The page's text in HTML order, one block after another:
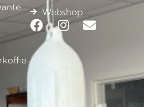
Webshop